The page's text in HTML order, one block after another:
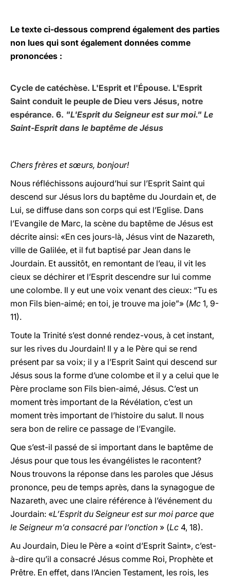
Le texte ci-dessous comprend également des parties
non lues qui sont également données comme
prononcées :
Cycle de catéchèse. L'Esprit et l'Épouse. L'Esprit
Saint conduit le peuple de Dieu vers Jésus, notre
espérance. 6. "L'Esprit du Seigneur est sur moi." Le
Saint-Esprit dans le baptême de Jésus
Chers frères et sœurs, bonjour!
Nous réfléchissons aujourd’hui sur l’Esprit Saint qui
descend sur Jésus lors du baptême du Jourdain et, de
Lui, se diffuse dans son corps qui est l’Eglise. Dans
l’Evangile de Marc, la scène du baptême de Jésus est
décrite ainsi: «En ces jours-là, Jésus vint de Nazareth,
ville de Galilée, et il fut baptisé par Jean dans le
Jourdain. Et aussitôt, en remontant de l’eau, il vit les
cieux se déchirer et l’Esprit descendre sur lui comme
une colombe. Il y eut une voix venant des cieux: “Tu es
mon Fils bien-aimé; en toi, je trouve ma joie”» (Mc 1, 9-
11).
Toute la Trinité s’est donné rendez-vous, à cet instant,
sur les rives du Jourdain! Il y a le Père qui se rend
présent par sa voix; il y a l’Esprit Saint qui descend sur
Jésus sous la forme d’une colombe et il y a celui que le
Père proclame son Fils bien-aimé, Jésus. C’est un
moment très important de la Révélation, c’est un
moment très important de l’histoire du salut. Il nous
sera bon de relire ce passage de l’Evangile.
Que s’est-il passé de si important dans le baptême de
Jésus pour que tous les évangélistes le racontent?
Nous trouvons la réponse dans les paroles que Jésus
prononce, peu de temps après, dans la synagogue de
Nazareth, avec une claire référence à l’événement du
Jourdain: «L’Esprit du Seigneur est sur moi parce que
le Seigneur m’a consacré par l’onction » (Lc 4, 18).
Au Jourdain, Dieu le Père a «oint d’Esprit Saint», c’est-
à-dire qu’il a consacré Jésus comme Roi, Prophète et
Prêtre. En effet, dans l’Ancien Testament, les rois, les